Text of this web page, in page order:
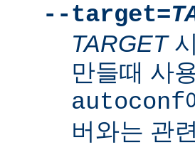
--target=
TARGET
만들때 사
autoconf
버와는 관